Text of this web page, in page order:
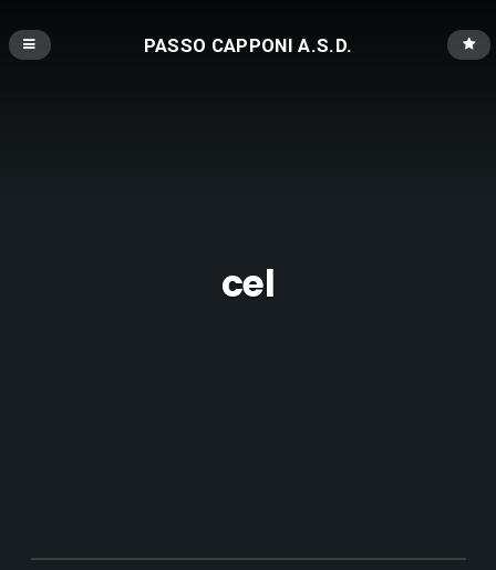
PASSO CAPPONI A.S.D.
cel